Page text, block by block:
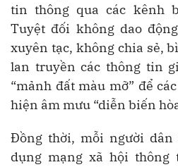
tin thông qua các kênh
Tuyệt đối không dao
xuyên tạc, không chia sẻ,
lan truyền các thông tin
“mảnh đất màu mỡ” để
hiện âm mưu “diễn biến
Đồng thời, mỗi người
dụng mạng xã hội thông